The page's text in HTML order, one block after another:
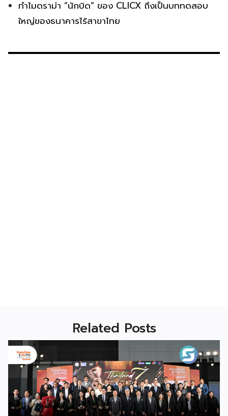
ทำไมดราม่า “นักบิด” ของ CLICX ถึงเป็นบททดสอบ
ใหญ่ของธนาคารไร้สาขาไทย
Related Posts